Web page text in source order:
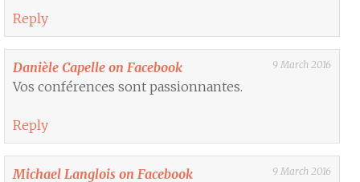
Reply
Danièle Capelle on Facebook 9 March 2016
Vos conférences sont passionnantes.
Reply
Michael Langlois on Facebook 9 March 2016